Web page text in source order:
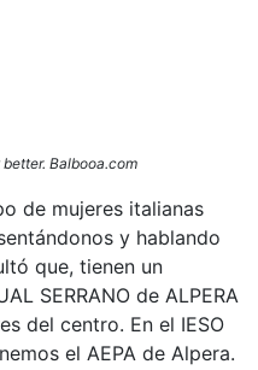
Balbooa.com
de mujeres italianas
y hablando
que, tienen un
SERRANO de ALPERA
del centro. En el IESO
el AEPA de Alpera.